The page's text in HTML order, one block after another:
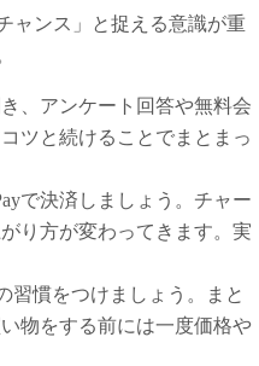
ャンス」と捉える意識が重
、アンケート回答や無料会
ツと続けることでまとまっ
で決済しましょう。チャー
り方が変わってきます。実
習慣をつけましょう。まと
物をする前には一度価格や